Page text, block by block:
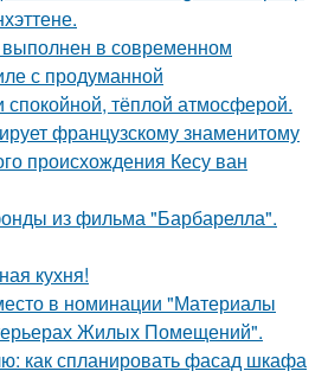
выполнен в современном
с продуманной
тёплой атмосферой.
французскому знаменитому
происхождения Кесу ван
из фильма "Барбарелла".
кухня!
в номинации "Материалы
Жилых Помещений".
как спланировать фасад шкафа